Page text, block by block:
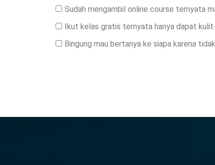
Sudah mengambil online course ternyata
Ikut kelas gratis ternyata hanya dapat
Bingung mau bertanya ke siapa karena